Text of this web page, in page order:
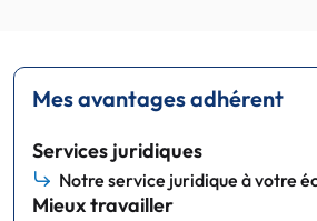
Mes avantages adhérent
Services juridiques
Notre service juridique à votre
Mieux travailler